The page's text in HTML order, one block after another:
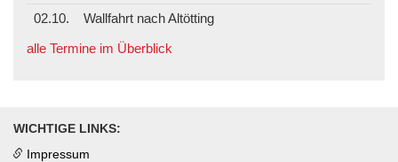
02.10.
Wallfahrt nach Altötting
alle Termine im Überblick
WICHTIGE LINKS:
Impressum